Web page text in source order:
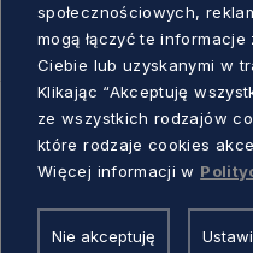
społecznościowych,
mogą łączyć te
Ciebie lub uzyskanymi w
Klikając “Akceptuję
ze wszystkich rodzajów
które rodzaje cookies
Więcej informacji w
Nie akceptuję